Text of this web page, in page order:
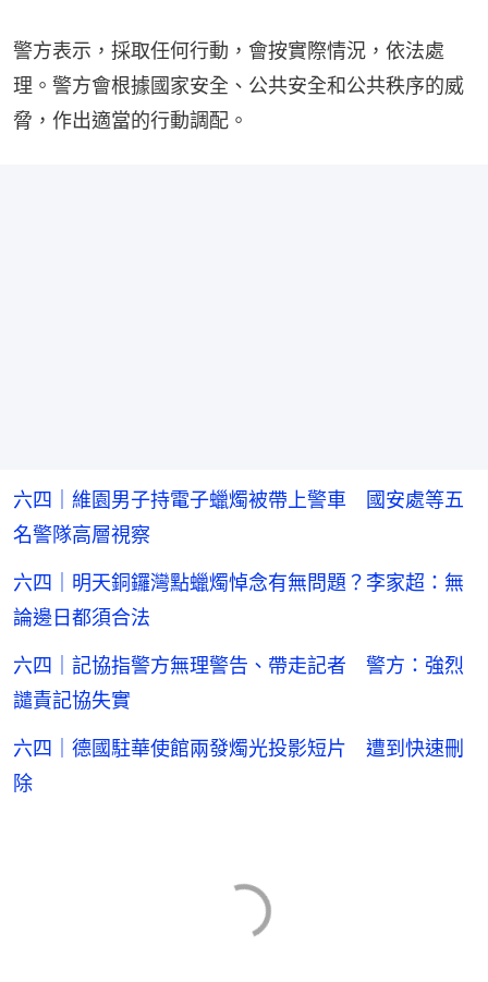
警方表示，採取任何行動，會按實際情況，依法處
理。警方會根據國家安全、公共安全和公共秩序的威
脅，作出適當的行動調配。
六四｜維園男子持電子蠟燭被帶上警車 國安處等五
名警隊高層視察
六四｜明天銅鑼灣點蠟燭悼念有無問題？李家超：無
論邊日都須合法
六四｜記協指警方無理警告、帶走記者 警方：強烈
譴責記協失實
六四｜德國駐華使館兩發燭光投影短片 遭到快速刪
除